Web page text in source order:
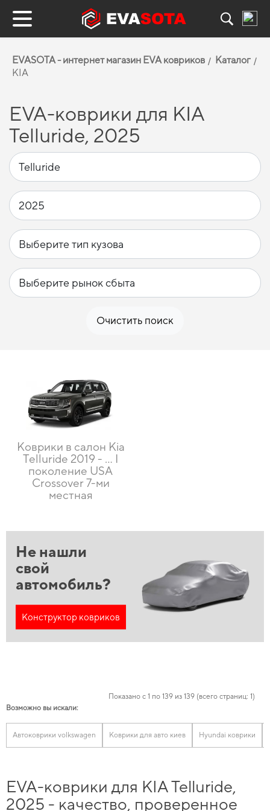
EVASOTA - интернет магазин EVA ковриков
Каталог
KIA
EVA-коврики для KIA
Telluride, 2025
Очистить поиск
Коврики в салон Kia
Telluride 2019 - … I
поколение USA
Crossover 7-ми
местная
Не нашли
свой
автомобиль?
Конструктор ковриков
Показано с 1 по 139 из 139 (всего страниц: 1)
Возможно вы искали:
Автоковрики volkswagen Коврики для авто киев Hyundai коврики
EVA-коврики для KIA Telluride,
2025 - качество, проверенное